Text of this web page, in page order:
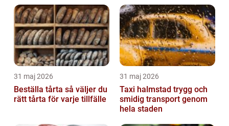
31 maj 2026
Beställa tårta så väljer du
rätt tårta för varje tillfälle
31 maj 2026
Taxi halmstad trygg och
smidig transport genom
hela staden